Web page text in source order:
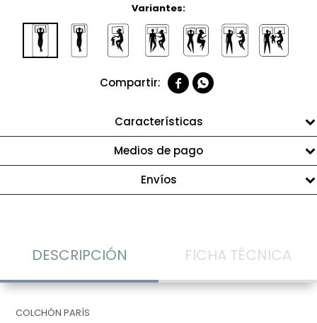
Variantes:
 
Características
Medios de pago
Envíos
DESCRIPCIÓN FICHA TÉCNICA
COLCHÓN PARÍS